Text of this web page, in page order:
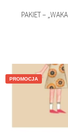
PAKIET –
PROMOCJA